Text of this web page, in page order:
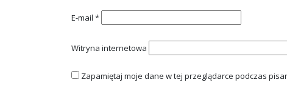
E-mail *
Witryna internetowa
Zapamiętaj moje dane w tej przeglądarce podczas